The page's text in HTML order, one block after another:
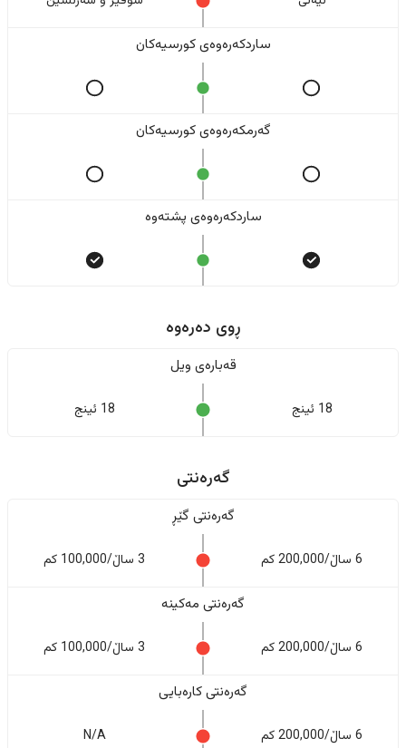
ساردکەرەوەی کورسیەکان
گەرمکەرەوەی کورسیەکان
ساردکەرەوەی پشتەوە
ڕوی دەرەوە
قەبارەی ویل
18 ئینج 18 ئینج
گەرەنتی
گەرەنتی گێڕ
6 ساڵ/200,000 کم 3 ساڵ/100,000 کم
گەرەنتی مەکینە
6 ساڵ/200,000 کم 3 ساڵ/100,000 کم
گەرەنتی کارەبایی
6 ساڵ/200,000 کم N/A